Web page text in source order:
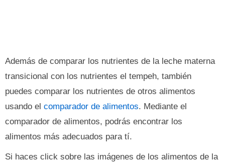
Además de comparar los nutrientes de la leche materna
transicional con los nutrientes el tempeh, también
puedes comparar los nutrientes de otros alimentos
usando el comparador de alimentos. Mediante el
comparador de alimentos, podrás encontrar los
alimentos más adecuados para tí.
Si haces click sobre las imágenes de los alimentos de la